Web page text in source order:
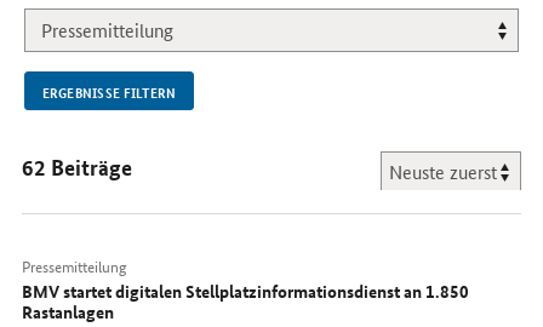
NEU.
ERGEBNISSE FILTERN
62 Beiträge
Pressemitteilung
BMV startet digitalen Stellplatzinformationsdienst an 1.850
Rastanlagen